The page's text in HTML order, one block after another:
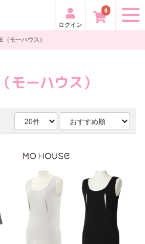
ログイン
0
（モーハウス）
モーハウス）